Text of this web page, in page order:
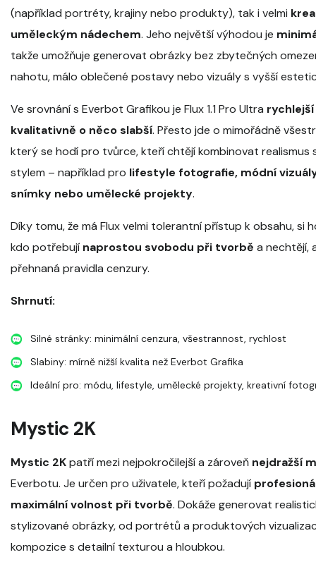
(například portréty, krajiny nebo produkty), tak i velmi
uměleckým nádechem. Jeho největší výhodou je
takže umožňuje generovat obrázky bez zbytečných
nahotu, málo oblečené postavy nebo vizuály s vyšší
Ve srovnání s Everbot Grafikou je Flux 1.1 Pro Ultra rychlejší
kvalitativně o něco slabší. Přesto jde o mimořádně
který se hodí pro tvůrce, kteří chtějí kombinovat realismus
stylem – například pro lifestyle fotografie, módní
snímky nebo umělecké projekty.
Díky tomu, že má Flux velmi tolerantní přístup k obsahu, si
kdo potřebují naprostou svobodu při tvorbě a nechtějí,
přehnaná pravidla cenzury.
Shrnutí:
Silné stránky: minimální cenzura, všestrannost, rychlost
Slabiny: mírně nižší kvalita než Everbot Grafika
Ideální pro: módu, lifestyle, umělecké projekty, kreativní
Mystic 2K
Mystic 2Kpatří mezi nejpokročilejší a zároveň nejdražší
Everbotu. Je určen pro uživatele, kteří požadují
maximální volnost při tvorbě. Dokáže generovat
stylizované obrázky, od portrétů a produktových
kompozice s detailní texturou a hloubkou.